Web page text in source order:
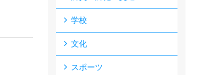
学校
文化
スポーツ